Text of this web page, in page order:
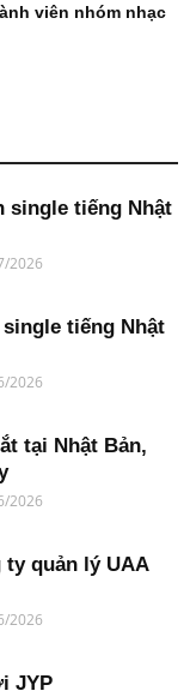
viên nhóm nhạc
single tiếng Nhật
2026
single tiếng Nhật
2026
tại Nhật Bản,
2026
quản lý UAA
2026
JYP